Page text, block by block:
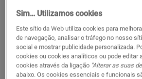
combine com a espuma de polietileno, o
branca que se pode pintar (QSSKPAINT).
Dimensões
Sim… Utilizamos cookies
Este sítio da Web utiliza cookies para
de navegação, analisar o tráfego no nosso
social e mostrar publicidade personalizada.
cookies ou cookies analíticos ou pode editar
cookies através da ligação "Alterar as suas
abaixo. Os cookies essenciais e funcionais